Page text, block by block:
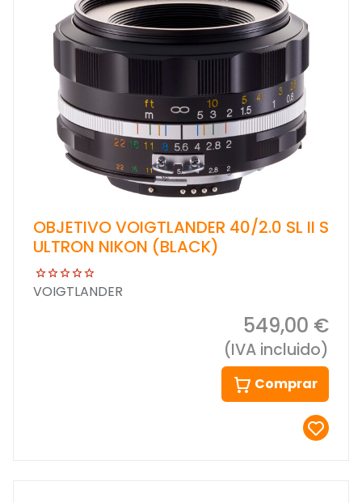
OBJETIVO VOIGTLANDER 40/2.0 SL II S
ULTRON NIKON (BLACK)
VOIGTLANDER
549,00 €
(IVA incluido)
Comprar